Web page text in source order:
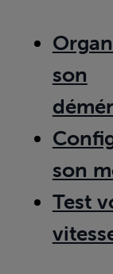
son
son
Test